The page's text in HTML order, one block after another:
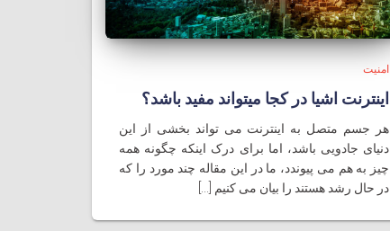
امنیت
اینترنت اشیا در کجا میتواند مفید باشد؟
هر جسم متصل به اینترنت می تواند بخشی از این
دنیای جادویی باشد، اما برای درک اینکه چگونه همه
چیز به هم می پیوندد، ما در این مقاله چند مورد را که
در حال رشد هستند را بیان می کنیم [...]